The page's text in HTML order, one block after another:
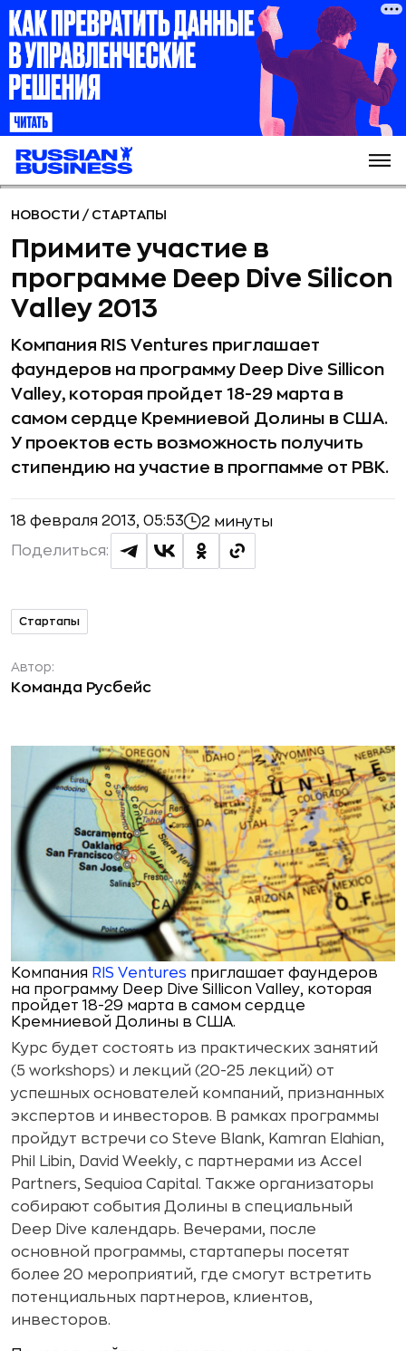
НОВОСТИ / СТАРТАПЫ
Примите участие в
программе Deep Dive Silicon
Valley 2013
Компания RIS Ventures приглашает
фаундеров на программу Deep Dive Sillicon
Valley, которая пройдет 18-29 марта в
самом сердце Кремниевой Долины в США.
У проектов есть возможность получить
стипендию на участие в прогпамме от РВК.
18 февраля 2013, 05:53 2 минуты
Поделиться:
Стартапы
Автор:
Команда Русбейс
Компания RIS Ventures приглашает фаундеров
на программу Deep Dive Sillicon Valley, которая
пройдет 18-29 марта в самом сердце
Кремниевой Долины в США.
Курс будет состоять из практических занятий
(5 workshops) и лекций (20-25 лекций) от
успешных основателей компаний, признанных
экспертов и инвесторов. В рамках программы
пройдут встречи со Steve Blank, Kamran Elahian,
Phil Libin, David Weekly, с партнерами из Accel
Partners, Sequioa Capital. Также организаторы
собирают события Долины в специальный
Deep Dive календарь. Вечерами, после
основной программы, стартаперы посетят
более 20 мероприятий, где смогут встретить
потенциальных партнеров, клиентов,
инвесторов.